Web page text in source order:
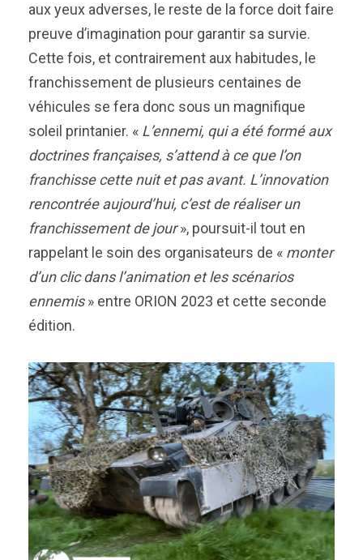
aux yeux adverses, le reste de la force doit faire
preuve d’imagination pour garantir sa survie.
Cette fois, et contrairement aux habitudes, le
franchissement de plusieurs centaines de
véhicules se fera donc sous un magnifique
soleil printanier. « L’ennemi, qui a été formé aux
doctrines françaises, s’attend à ce que l’on
franchisse cette nuit et pas avant. L’innovation
rencontrée aujourd’hui, c’est de réaliser un
franchissement de jour», poursuit-il tout en
rappelant le soin des organisateurs de « monter
d’un clic dans l’animation et les scénarios
ennemis» entre ORION 2023 et cette seconde
édition.